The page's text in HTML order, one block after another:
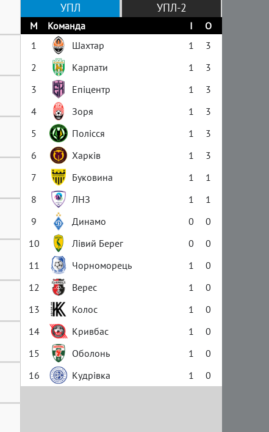
УПЛ УПЛ-2
М Команда І
О
1
Шахтар 1
3
2
Карпати 1
3
3
Епіцентр 1
3
4
Зоря 1
3
5
Полісся 1
3
6
Харків 1
3
7
Буковина 1
1
8
ЛНЗ 1
1
9
Динамо 0
0
10
Лівий Берег 0
0
11
Чорноморець 1
0
12
Верес 1
0
13
Колос 1
0
14
Кривбас 1
0
15
Оболонь 1
0
16
Кудрівка 1 0